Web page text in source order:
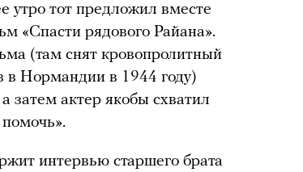
утро тот предложил вместе
«Спасти рядового Райана».
(там снят кровопролитный
в Нормандии в 1944 году)
затем актер якобы схватил
помочь».
интервью старшего брата